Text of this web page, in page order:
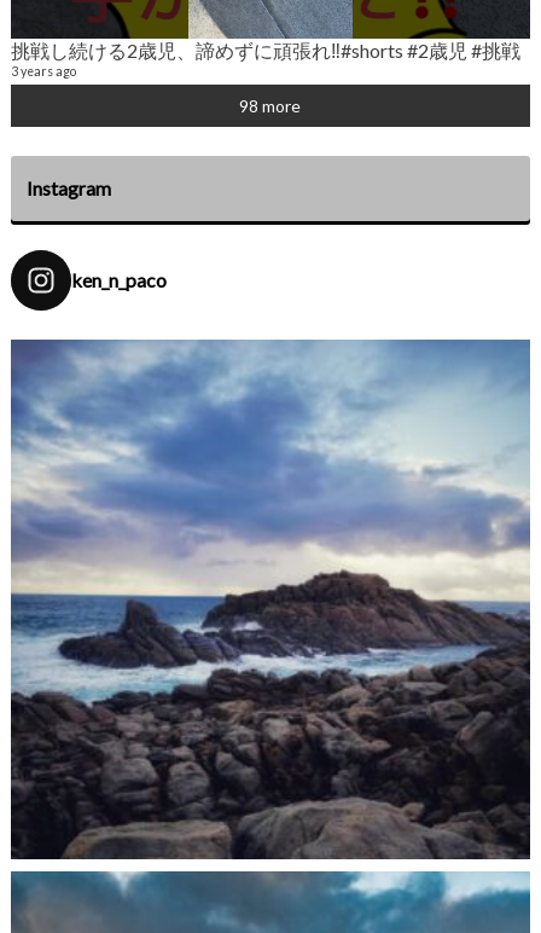
挑戦し続ける2歳児、諦めずに頑張れ‼️#shorts #2歳児 #挑戦
3 years ago
98 more
Instagram
ken_n_paco